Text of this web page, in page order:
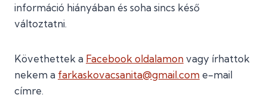
információ hiányában és soha sincs késő
változtatni.
Követhettek a Facebook oldalamon vagy írhattok
nekem a farkaskovacsanita@gmail.com e-mail
címre.